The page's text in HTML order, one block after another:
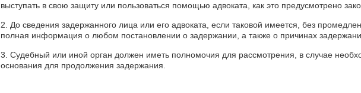
выступать в свою защиту или пользоваться помощью адвоката, как это предусмотрено
2. До сведения задержанного лица или его адвоката, если таковой имеется, без
полная информация о любом постановлении о задержании, а также о причинах
3. Судебный или иной орган должен иметь полномочия для рассмотрения, в случае
основания для продолжения задержания.